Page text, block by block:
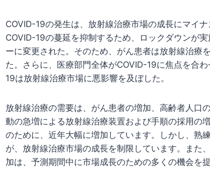
COVID-19の発生は、放射線治療市場の成長にマイナ
COVID-19の蔓延を抑制するため、ロックダウンが
ーに変更された。そのため、がん患者は放射線治療
た。さらに、医療部門全体がCOVID-19に焦点を合
19は放射線治療市場に悪影響を及ぼした。
放射線治療の需要は、がん患者の増加、高齢者人口
動の急増による放射線治療装置および手順の採用の
のために、近年大幅に増加しています。しかし、熟
が、放射線治療市場の成長を制限しています。また
加は、予測期間中に市場成長のための多くの機会を